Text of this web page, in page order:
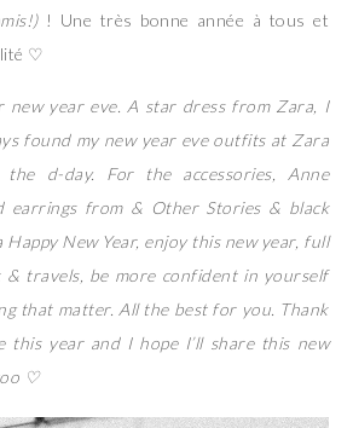
! Une très bonne année à tous et
♡
year eve. A star dress from Zara, I
found my new year eve outfits at Zara
d-day. For the accessories, Anne
earrings from & Other Stories & black
Happy New Year, enjoy this new year, full
& travels, be more confident in yourself
that matter. All the best for you. Thank
this year and I hope I’ll share this new
♡